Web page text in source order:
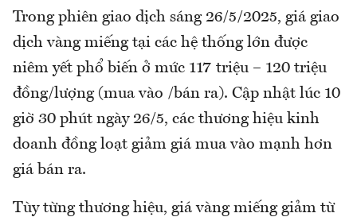
Trong phiên giao dịch sáng 26/5/2025, giá giao
dịch vàng miếng tại các hệ thống lớn được
niêm yết phổ biến ở mức 117 triệu – 120 triệu
đồng/lượng (mua vào /bán ra). Cập nhật lúc 10
giờ 30 phút ngày 26/5, các thương hiệu kinh
doanh đồng loạt giảm giá mua vào mạnh hơn
giá bán ra.
Tùy từng thương hiệu, giá vàng miếng giảm từ